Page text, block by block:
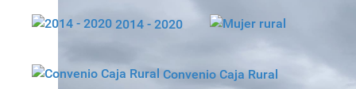
2014 - 2020
Convenio Caja Rural